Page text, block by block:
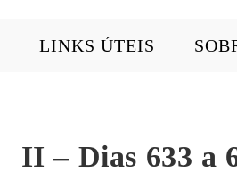
LINKS ÚTEIS
II – Dias 633 a